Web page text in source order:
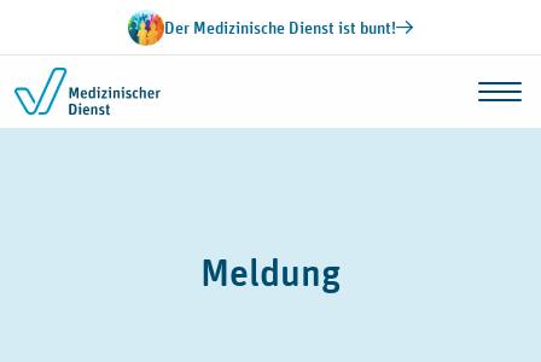
Zum Inhalt springenDer Medizinische Dienst ist bunt!
Meldung